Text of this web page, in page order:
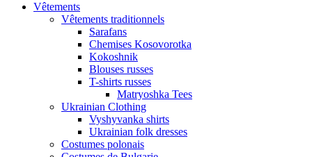
Vêtements
Vêtements traditionnels
Sarafans
Chemises Kosovorotka
Kokoshnik
Blouses russes
T-shirts russes
Matryoshka Tees
Ukrainian Clothing
Vyshyvanka shirts
Ukrainian folk dresses
Costumes polonais